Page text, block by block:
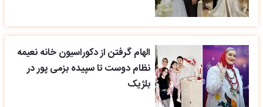
الهام گرفتن از دکوراسیون خانه نعیمه
نظام دوست تا سپیده بزمی پور در
بلژیک